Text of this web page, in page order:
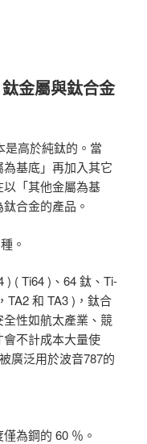
金屬與鈦合金
是高於純鈦的。當
基底」再加入其它
「其他金屬為基
合金的產品。
。
) ( Ti64 )、64 鈦、Ti-
TA2 和 TA3 )，鈦合
性如航太產業、競
不計成本大量使
廣泛用於波音787的
為鋼的 60 ％。